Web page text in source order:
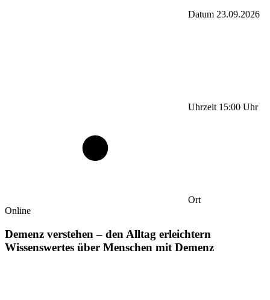
Datum 23.09.2026
Uhrzeit 15:00 Uhr
Ort
Online
Demenz verstehen – den Alltag erleichtern
Wissenswertes über Menschen mit Demenz